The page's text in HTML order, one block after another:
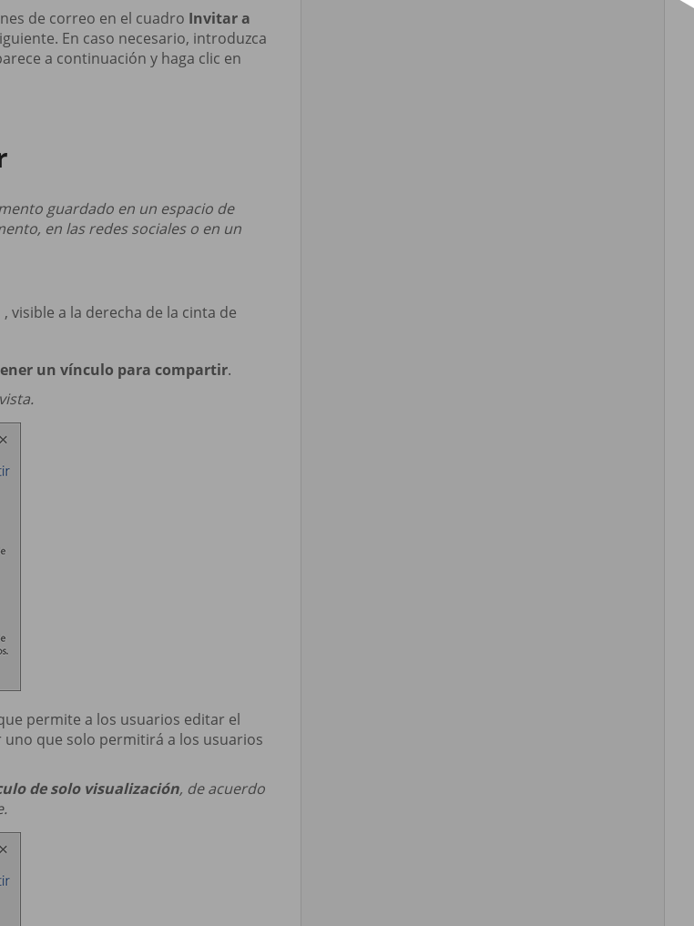
de correo en el cuadro Invitar a
En caso necesario, introduzca
a continuación y haga clic en
guardado en un espacio de
en las redes sociales o en un
, visible a la derecha de la cinta de
un vínculo para compartir.
permite a los usuarios editar el
que solo permitirá a los usuarios
de solo visualización, de acuerdo